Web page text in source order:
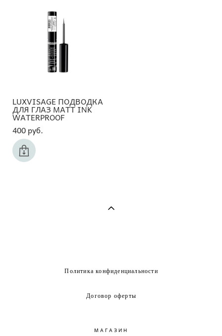
LUXVISAGE ПОДВОДКА
ДЛЯ ГЛАЗ MATT INK
WATERPROOF
400 pуб.
Политика конфиденциальности
Договор оферты
МАГАЗИН